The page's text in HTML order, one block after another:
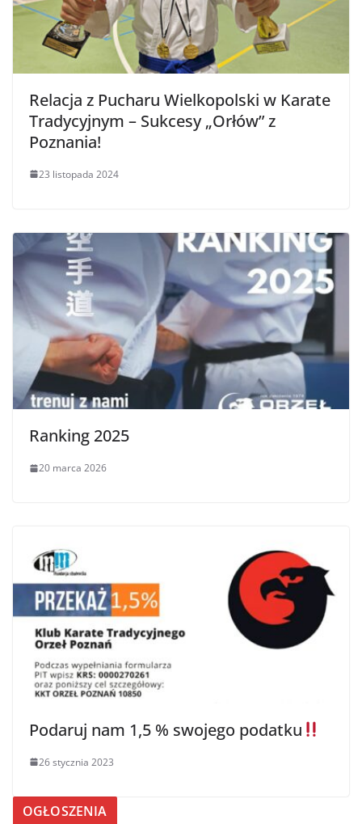
Relacja z Pucharu Wielkopolski w Karate
Tradycyjnym – Sukcesy „Orłów” z
Poznania!
23 listopada 2024
Ranking 2025
20 marca 2026
Podaruj nam 1,5 % swojego podatku
26 stycznia 2023
OGŁOSZENIA